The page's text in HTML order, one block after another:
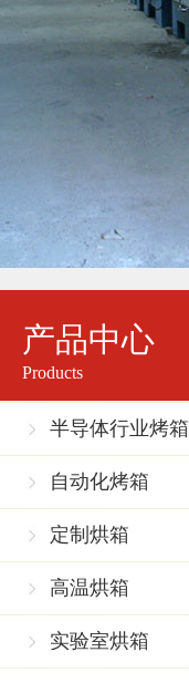
产品中心
Products
半导体行业烤箱
自动化烤箱
定制烘箱
高温烘箱
实验室烘箱